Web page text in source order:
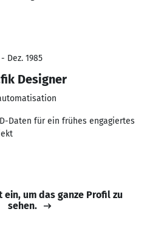
Dez. 1985
Designer
Daten für ein frühes engagiertes
ein, um das ganze Profil zu
sehen.